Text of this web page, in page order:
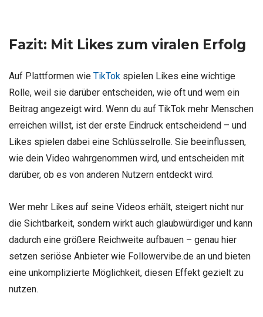
Fazit: Mit Likes zum viralen Erfolg
Auf Plattformen wie TikTok spielen Likes eine wichtige
Rolle, weil sie darüber entscheiden, wie oft und wem ein
Beitrag angezeigt wird. Wenn du auf TikTok mehr Menschen
erreichen willst, ist der erste Eindruck entscheidend – und
Likes spielen dabei eine Schlüsselrolle. Sie beeinflussen,
wie dein Video wahrgenommen wird, und entscheiden mit
darüber, ob es von anderen Nutzern entdeckt wird.
Wer mehr Likes auf seine Videos erhält, steigert nicht nur
die Sichtbarkeit, sondern wirkt auch glaubwürdiger und kann
dadurch eine größere Reichweite aufbauen – genau hier
setzen seriöse Anbieter wie Followervibe.de an und bieten
eine unkomplizierte Möglichkeit, diesen Effekt gezielt zu
nutzen.